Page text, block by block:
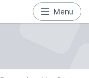
Menu